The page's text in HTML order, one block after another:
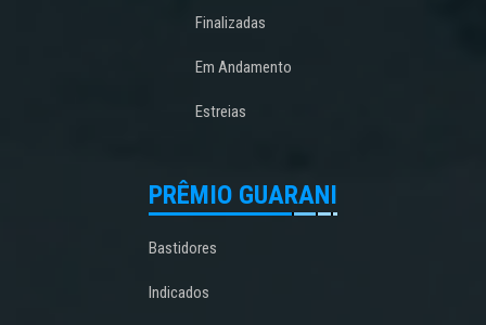
Finalizadas
Em Andamento
Estreias
PRÊMIO GUARANI
Bastidores
Indicados